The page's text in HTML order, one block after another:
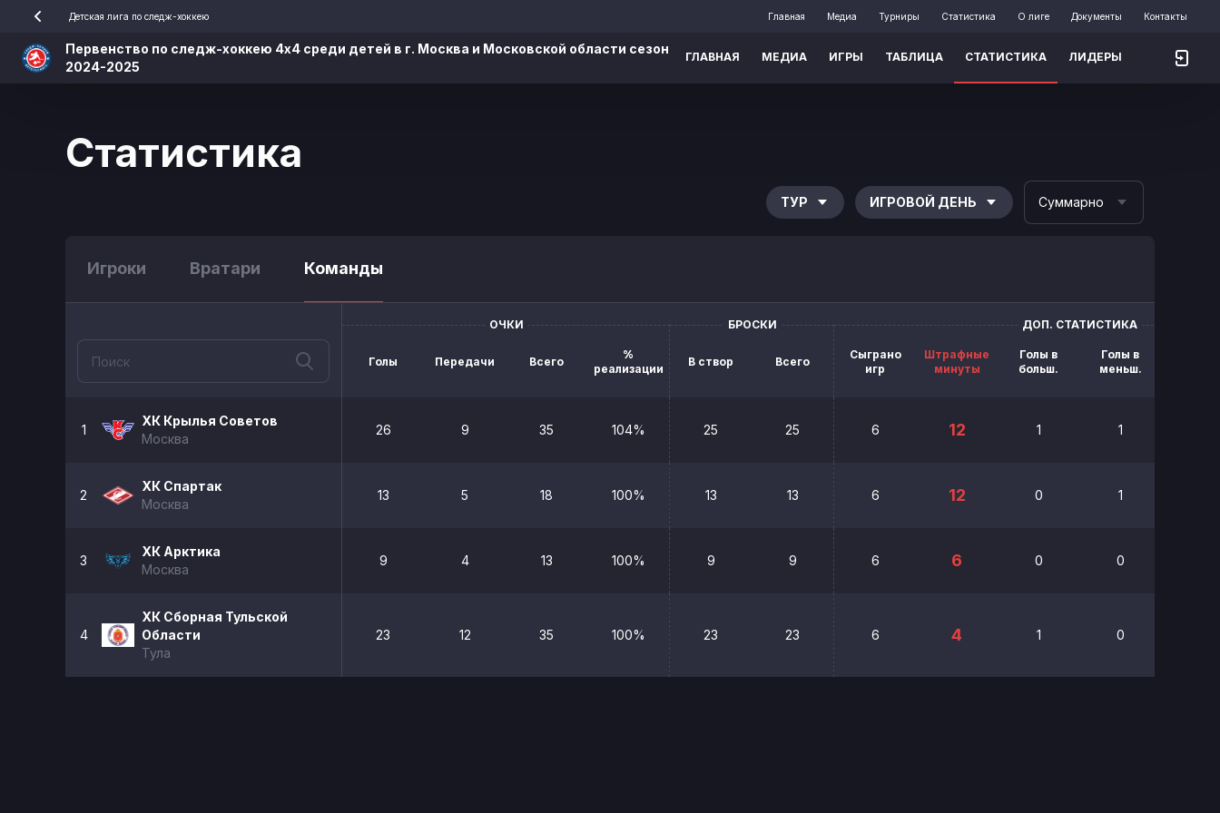
Детская лига по следж-хоккею Главная Медиа Турниры Статистика О лиге Документы Контакты
Первенство по следж-хоккею 4х4 среди детей в г. Москва и Московской области сезон
2024-2025
ГЛАВНАЯ МЕДИА ИГРЫ ТАБЛИЦА СТАТИСТИКА ЛИДЕРЫ
Статистика
Игроки Вратари Команды
ТУР ИГРОВОЙ ДЕНЬ Суммарно
ОЧКИ
Голы Передачи Всего
%
реализации
БРОСКИ
В створ Всего
ДОП. СТАТИСТИКА
Сыграно
игр
Штрафные
минуты
Голы в
больш.
Голы в
меньш.
1
ХК Крылья Советов
Москва
26 9 35 104% 25 25 6 12 1 1
2
ХК Спартак
Москва
13 5 18 100% 13 13 6 12 0 1
3
ХК Арктика
Москва
9 4 13 100% 9 9 6 6 0 0
4
ХК Сборная Тульской
Области
Тула
23 12 35 100% 23 23 6 4 1 0